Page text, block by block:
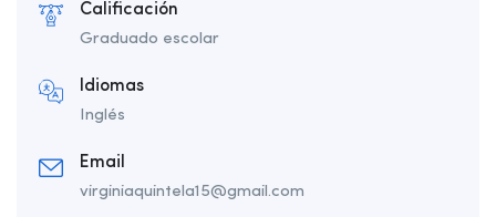
Calificación
Graduado escolar
Idiomas
Inglés
Email
virginiaquintela15@gmail.com